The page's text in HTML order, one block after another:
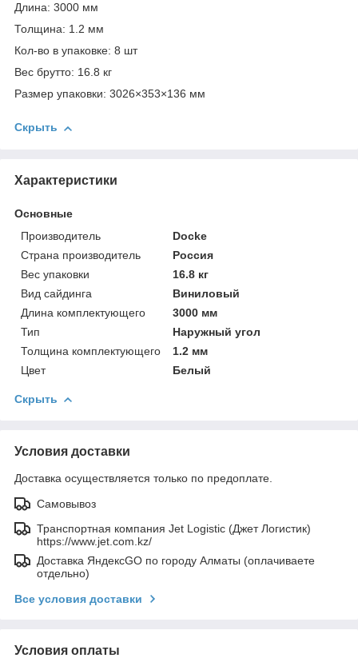
Длина: 3000 мм
Толщина: 1.2 мм
Кол-во в упаковке: 8 шт
Вес брутто: 16.8 кг
Размер упаковки: 3026×353×136 мм
Скрыть
Характеристики
Основные
Производитель
Docke
Страна производитель
Россия
Вес упаковки
16.8 кг
Вид сайдинга
Виниловый
Длина комплектующего
3000 мм
Тип
Наружный угол
Толщина комплектующего
1.2 мм
Цвет
Белый
Скрыть
Условия доставки
Доставка осуществляется только по предоплате.
Самовывоз
Транспортная компания Jet Logistic (Джет Логистик)
https://www.jet.com.kz/
Доставка ЯндексGO по городу Алматы (оплачиваете
отдельно)
Все условия доставки
Условия оплаты